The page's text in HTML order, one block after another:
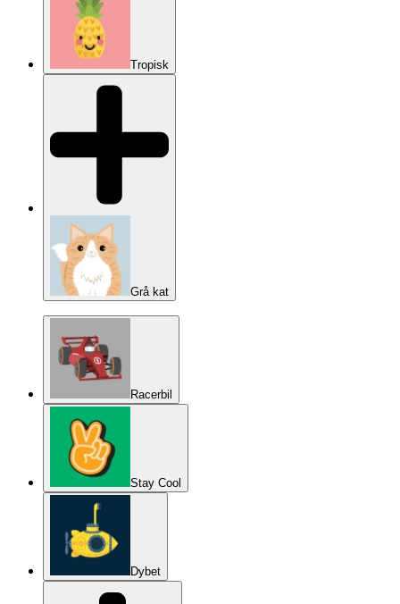
Tropisk
Grå kat
Racerbil
Stay Cool
Dybet